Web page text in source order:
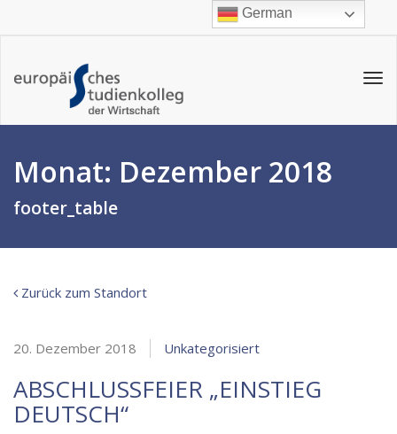
Monat: Dezember 2018
footer_table
Zurück zum Standort
20. Dezember 2018 Unkategorisiert
ABSCHLUSSFEIER „EINSTIEG
DEUTSCH“
German